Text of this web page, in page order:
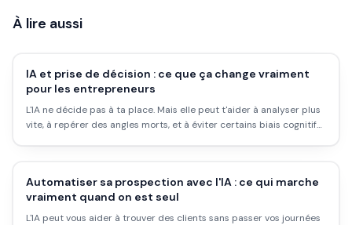
À lire aussi
IA et prise de décision : ce que ça change vraiment
pour les entrepreneurs
L'IA ne décide pas à ta place. Mais elle peut t'aider à analyser plus
vite, à repérer des angles morts, et à éviter certains biais cognitifs.
Automatiser sa prospection avec l'IA : ce qui marche
vraiment quand on est seul
L'IA peut vous aider à trouver des clients sans passer vos journées